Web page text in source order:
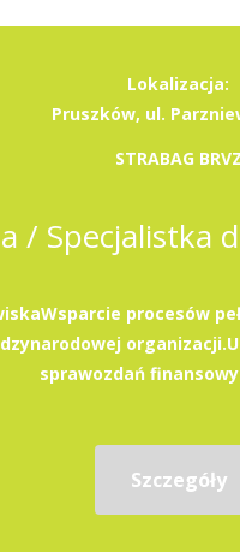
Lokalizacja:
Pruszków, ul.
STRABAG BRVZ
procesów
sprawozdań
Szczegóły